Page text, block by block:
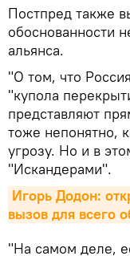
Постпред также
обоснованности
альянса.
"О том, что
"купола
представляют
тоже непонятно,
угрозу. Но и в
"Искандерами".
Игорь Додон:
вызов для всего
"На самом деле,